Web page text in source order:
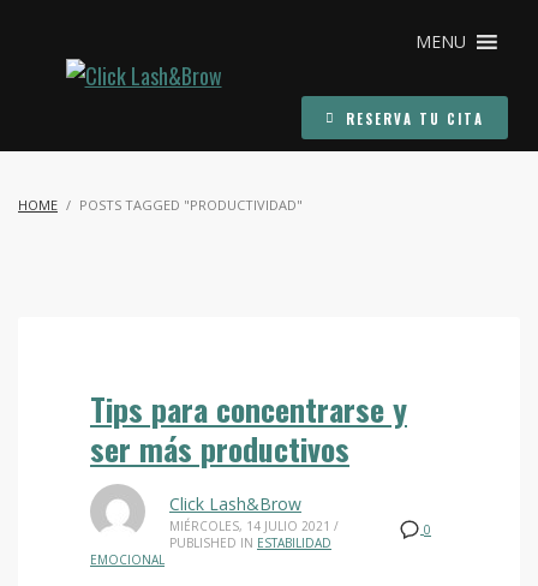
MENU
RESERVA TU CITA
HOME POSTS TAGGED "PRODUCTIVIDAD"
Tips para concentrarse y
ser más productivos
0
Click Lash&Brow
MIÉRCOLES, 14 JULIO 2021 /
PUBLISHED IN ESTABILIDAD
EMOCIONAL